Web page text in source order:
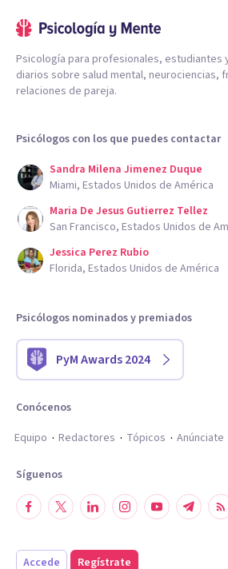
Psicología para profesionales, estudiantes
diarios sobre salud mental, neurociencias,
relaciones de pareja.
Psicólogos con los que puedes contactar
Sandra Milena Jimenez Duque
Miami, Estados Unidos de América
Maria De Jesus Gutierrez Tellez
San Francisco, Estados Unidos de
Jessica Perez Rubio
Florida, Estados Unidos de América
Psicólogos nominados y premiados
PyM Awards 2024
Conócenos
Equipo
Redactores Tópicos Anúnciate
Síguenos
Accede Regístrate